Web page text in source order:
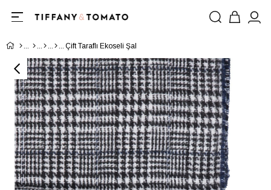
Çift Taraflı Ekoseli Şal